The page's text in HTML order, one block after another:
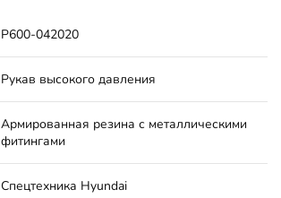
P600-042020
Рукав высокого давления
Армированная резина с металлическими
фитингами
Спецтехника Hyundai